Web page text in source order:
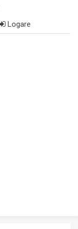
Logare